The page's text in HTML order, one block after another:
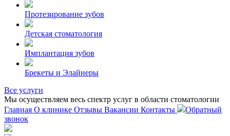
Протезирование зубов
Детская стоматология
Имплантация зубов
Брекеты и Элайнеры
Все услуги
Мы осуществляем весь спектр услуг в области стоматологии
Главная О клинике Отзывы Вакансии Контакты
Обратный
звонок